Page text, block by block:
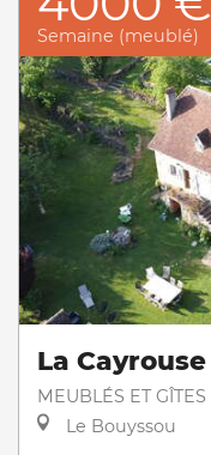
Semaine (meublé)
La Cayrouse
MEUBLÉS ET GÎTES
Le Bouyssou